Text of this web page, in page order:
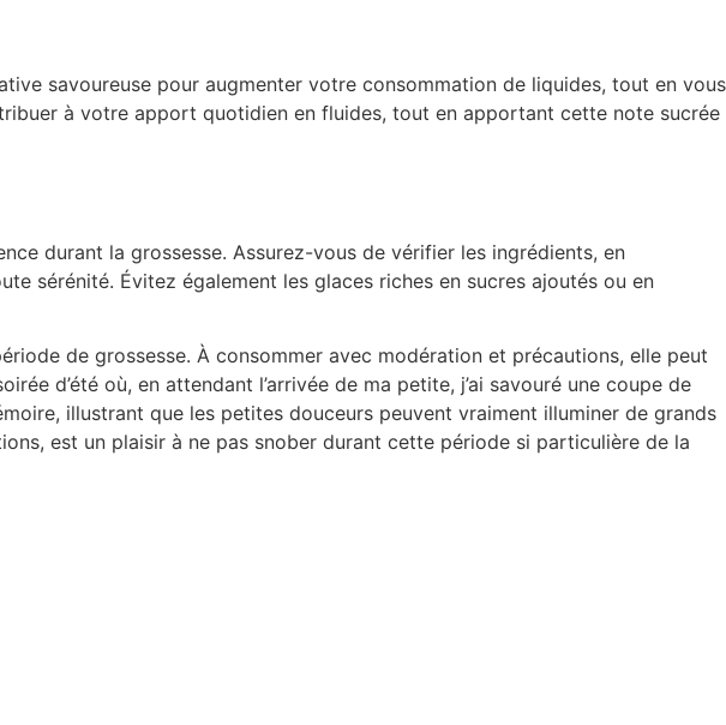
savoureuse pour augmenter votre consommation de liquides, tout en vous
à votre apport quotidien en fluides, tout en apportant cette note sucrée
durant la grossesse. Assurez-vous de vérifier les ingrédients, en
sérénité. Évitez également les glaces riches en sucres ajoutés ou en
de grossesse. À consommer avec modération et précautions, elle peut
d’été où, en attendant l’arrivée de ma petite, j’ai savouré une coupe de
illustrant que les petites douceurs peuvent vraiment illuminer de grands
est un plaisir à ne pas snober durant cette période si particulière de la